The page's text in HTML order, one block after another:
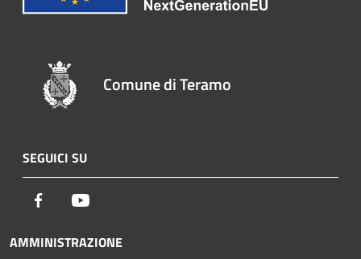
Comune di Teramo
SEGUICI SU
Facebook
AMMINISTRAZIONE